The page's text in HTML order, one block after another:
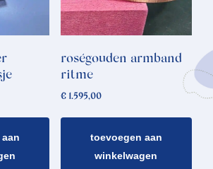
roségouden armband
ritme
€1.595,00
toevoegen aan
winkelwagen